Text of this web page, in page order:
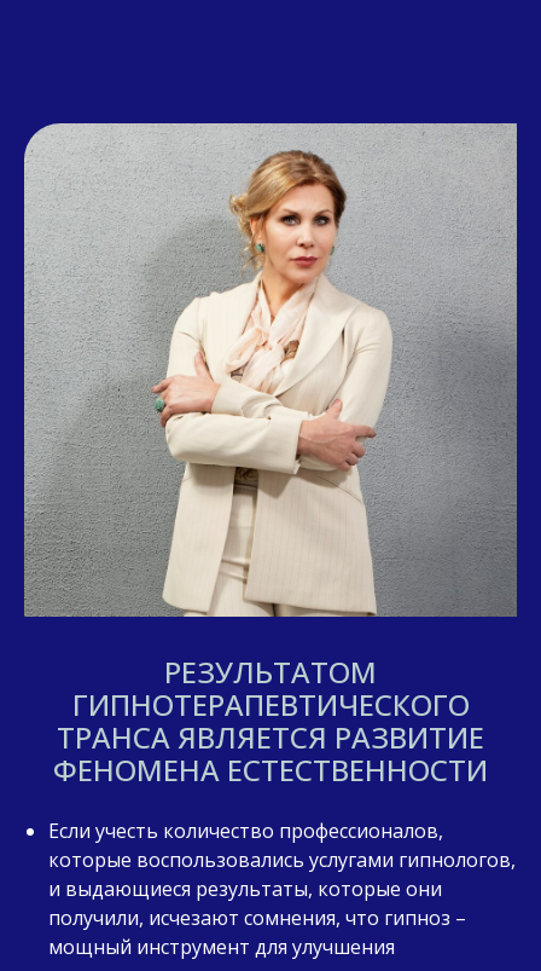
РЕЗУЛЬТАТОМ
ГИПНОТЕРАПЕВТИЧЕСКОГО
ТРАНСА ЯВЛЯЕТСЯ РАЗВИТИЕ
ФЕНОМЕНА ЕСТЕСТВЕННОСТИ
Если учесть количество профессионалов,
которые воспользовались услугами гипнологов,
и выдающиеся результаты, которые они
получили, исчезают сомнения, что гипноз –
мощный инструмент для улучшения